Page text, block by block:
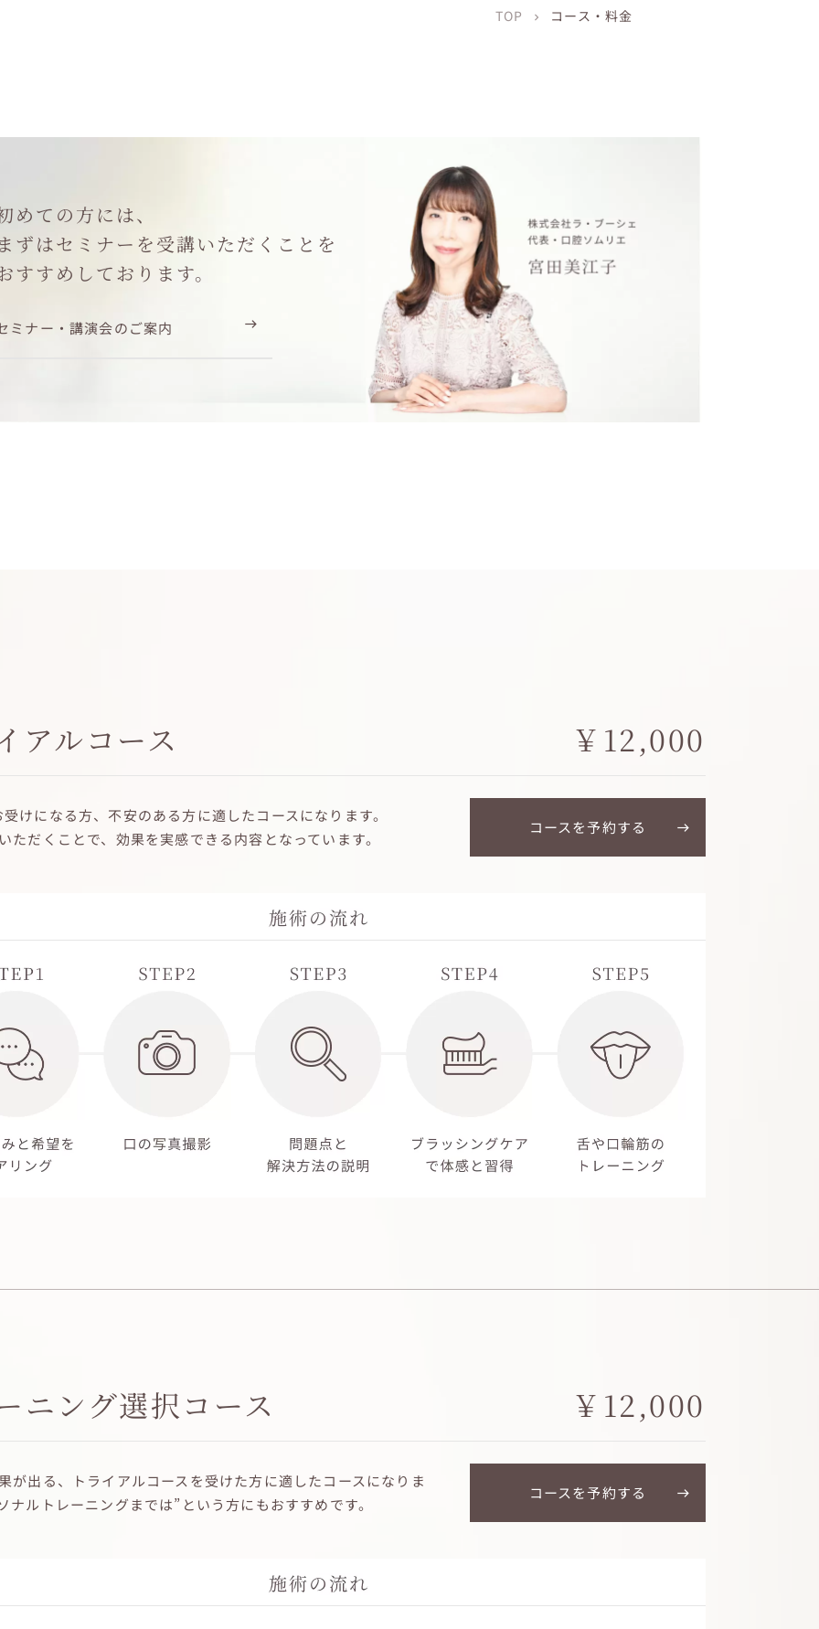
TOP chevron_right コース・料金
めての方には、
ずはセミナーを受講いただくことを
すすめしております。
ミナー・講演会のご案内
アルコース ￥12,000
けになる方、不安のある方に適したコースになります。
ただくことで、効果を実感できる内容となっています。
コースを予約する
ニング選択コース ￥12,000
が出る、トライアルコースを受けた方に適したコースになりま
ナルトレーニングまでは”という方にもおすすめです。
コースを予約する